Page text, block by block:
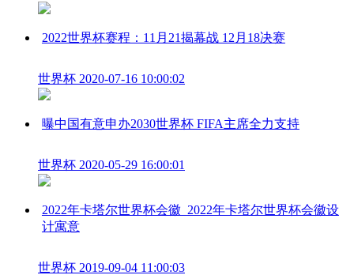
2022世界杯赛程：11月21揭幕战 12月18决赛
世界杯 2020-07-16 10:00:02
曝中国有意申办2030世界杯 FIFA主席全力支持
世界杯 2020-05-29 16:00:01
2022年卡塔尔世界杯会徽_2022年卡塔尔世界杯会徽设
计寓意
世界杯 2019-09-04 11:00:03